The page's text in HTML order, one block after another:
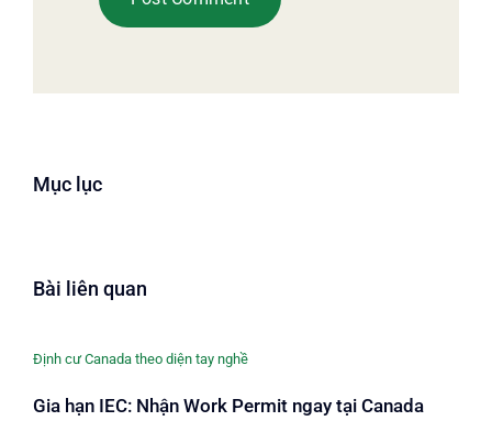
Mục lục
Bài liên quan
Định cư Canada theo diện tay nghề
Gia hạn IEC: Nhận Work Permit ngay tại Canada